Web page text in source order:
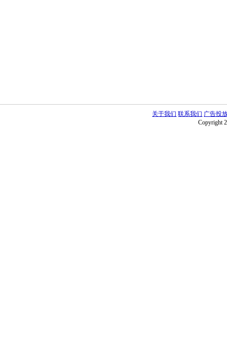
关于我们 联系我们 广告投
Copyright